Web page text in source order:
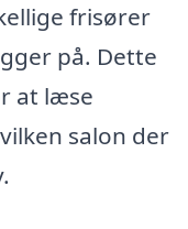
frisører
på. Dette
at læse
salon der